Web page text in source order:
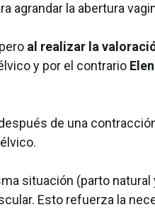
agrandar la abertura
al realizar la
y por el contrario
de una
situación (parto
Esto refuerza la